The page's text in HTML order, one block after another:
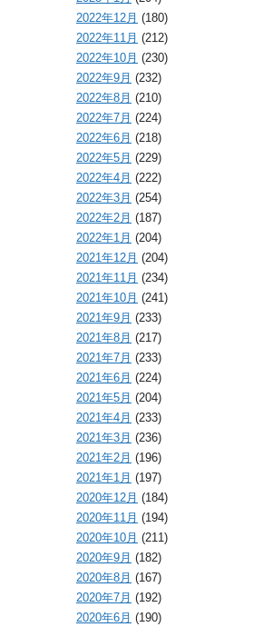
2022年12月 (180)
2022年11月 (212)
2022年10月 (230)
2022年9月 (232)
2022年8月 (210)
2022年7月 (224)
2022年6月 (218)
2022年5月 (229)
2022年4月 (222)
2022年3月 (254)
2022年2月 (187)
2022年1月 (204)
2021年12月 (204)
2021年11月 (234)
2021年10月 (241)
2021年9月 (233)
2021年8月 (217)
2021年7月 (233)
2021年6月 (224)
2021年5月 (204)
2021年4月 (233)
2021年3月 (236)
2021年2月 (196)
2021年1月 (197)
2020年12月 (184)
2020年11月 (194)
2020年10月 (211)
2020年9月 (182)
2020年8月 (167)
2020年7月 (192)
2020年6月 (190)